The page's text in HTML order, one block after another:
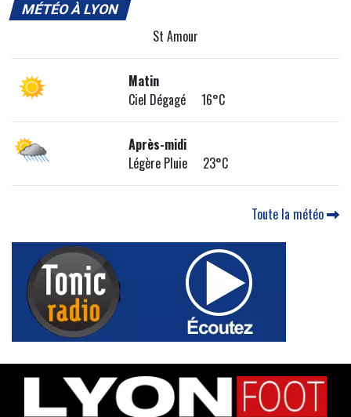
MÉTÉO À LYON
St Amour
Matin
Ciel Dégagé 16°C
Après-midi
Légère Pluie 23°C
Toute la météo